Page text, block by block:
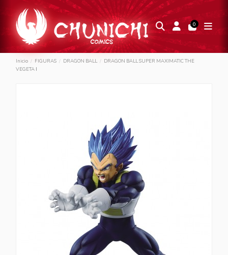
0
Inicio FIGURAS DRAGON BALL
DRAGON BALL SUPER MAXIMATIC THE
VEGETA Ⅰ